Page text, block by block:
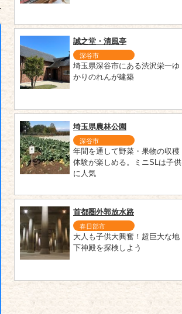
誠之堂・清風亭
深谷市
埼玉県深谷市にある渋沢栄一ゆ
かりのれんが建築
埼玉県農林公園
深谷市
年間を通して野菜・果物の収穫
体験が楽しめる。ミニSLは子供
に人気
首都圏外郭放水路
春日部市
大人も子供大興奮！超巨大な地
下神殿を探検しよう